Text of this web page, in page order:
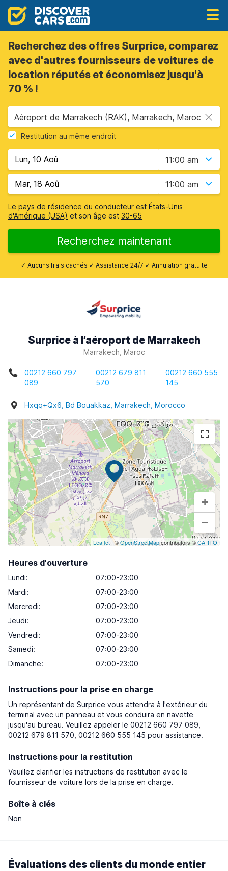
Recherchez des offres Surprice, comparez
avec d'autres fournisseurs de voitures de
location réputés et économisez jusqu'à
70 % !
Aéroport de Marrakech (RAK), Marrakech, Maroc
Restitution au même endroit
11:00 am
11:00 am
Le pays de résidence du conducteur est États-Unis
d'Amérique (USA) et son âge est 30-65
Recherchez maintenant
✓ Aucuns frais cachés ✓ Assistance 24/7 ✓ Annulation gratuite
Surprice à l’aéroport de Marrakech
Marrakech, Maroc
00212 660 797
089
00212 679 811
570
00212 660 555
145
Hxqq+Qx6, Bd Bouakkaz, Marrakech, Morocco
+
−
Leaflet | ©OpenStreetMapcontributors ©CARTO
Heures d'ouverture
Lundi:
07:00-23:00
Mardi:
07:00-23:00
Mercredi:
07:00-23:00
Jeudi:
07:00-23:00
Vendredi:
07:00-23:00
Samedi:
07:00-23:00
Dimanche: 07:00-23:00
Instructions pour la prise en charge
Un représentant de Surprice vous attendra à l'extérieur du
terminal avec un panneau et vous conduira en navette
jusqu'au bureau. Veuillez appeler le 00212 660 797 089,
00212 679 811 570, 00212 660 555 145 pour assistance.
Instructions pour la restitution
Veuillez clarifier les instructions de restitution avec le
fournisseur de voiture lors de la prise en charge.
Boîte à clés
Non
Évaluations des clients du monde entier